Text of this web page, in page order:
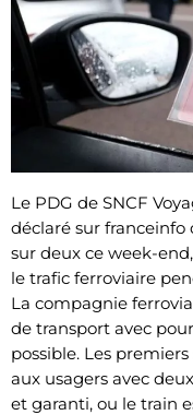
Le PDG de SNCF
déclaré sur franceinfo
sur deux ce week-
le trafic ferroviaire
La compagnie
de transport avec
possible. Les
aux usagers avec
et garanti, ou le train